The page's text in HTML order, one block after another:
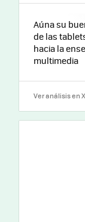
Aúna su
de las
hacia la
multimedia
Ver análisis en